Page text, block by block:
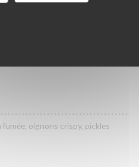
oignons crispy, pickles